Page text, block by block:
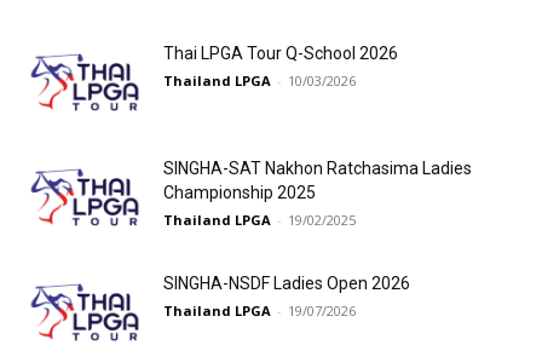
Thai LPGA Tour Q-School 2026
Thailand LPGA - 10/03/2026
SINGHA-SAT Nakhon Ratchasima Ladies
Championship 2025
Thailand LPGA - 19/02/2025
SINGHA-NSDF Ladies Open 2026
Thailand LPGA - 19/07/2026